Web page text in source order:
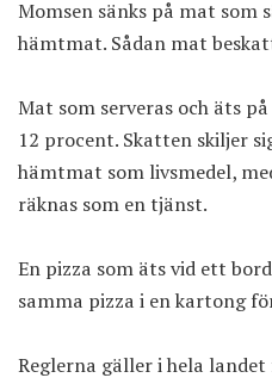
Momsen sänks på mat som
hämtmat. Sådan mat
Mat som serveras och äts
12 procent. Skatten skiljer
hämtmat som livsmedel,
räknas som en tjänst.
En pizza som äts vid ett
samma pizza i en kartong
Reglerna gäller i hela